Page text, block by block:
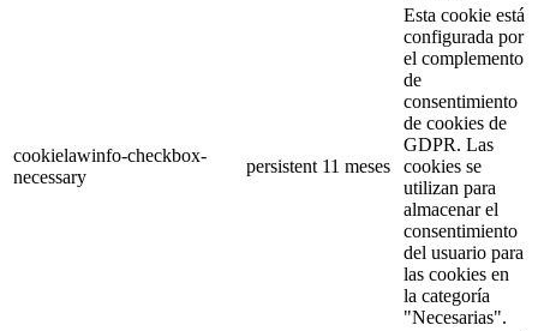
cookielawinfo-checkbox-
necessary
persistent 11 meses
Esta cookie está
configurada por
el complemento
de
consentimiento
de cookies de
GDPR. Las
cookies se
utilizan para
almacenar el
consentimiento
del usuario para
las cookies en
la categoría
"Necesarias".